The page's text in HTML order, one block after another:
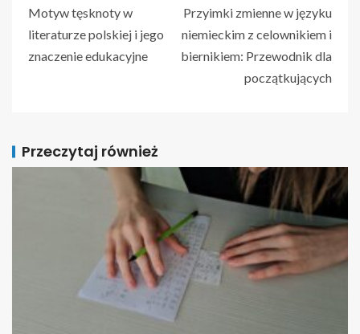
Motyw tęsknoty w
literaturze polskiej i jego
znaczenie edukacyjne
Przyimki zmienne w języku
niemieckim z celownikiem i
biernikiem: Przewodnik dla
początkujących
Przeczytaj również